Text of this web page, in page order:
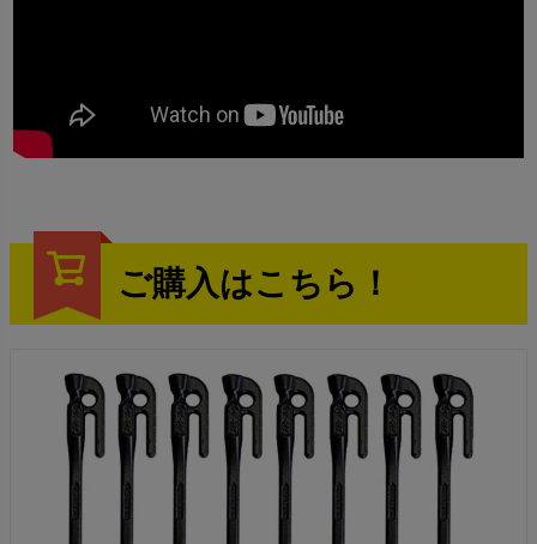
ご購入はこちら！